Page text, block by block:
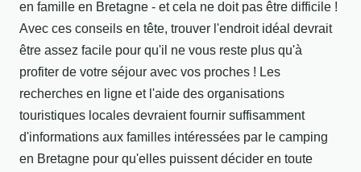
en famille en Bretagne - et cela ne doit pas être difficile !
Avec ces conseils en tête, trouver l'endroit idéal devrait
être assez facile pour qu'il ne vous reste plus qu'à
profiter de votre séjour avec vos proches ! Les
recherches en ligne et l'aide des organisations
touristiques locales devraient fournir suffisamment
d'informations aux familles intéressées par le camping
en Bretagne pour qu'elles puissent décider en toute